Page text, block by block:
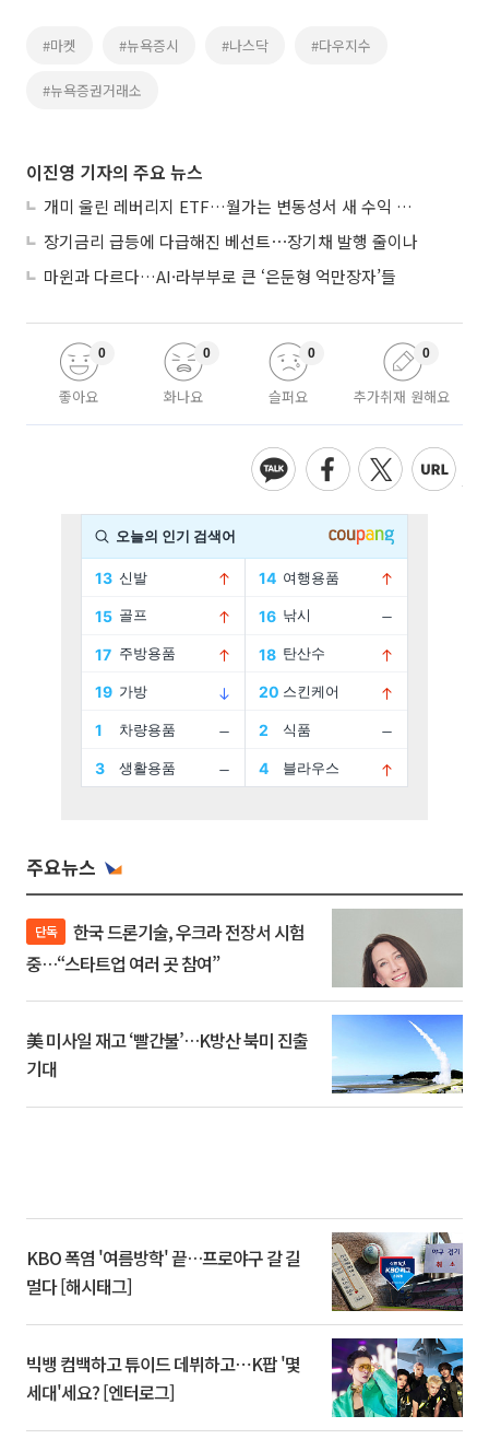
#마켓 #뉴욕증시 #나스닥 #다우지수
#뉴욕증권거래소
이진영 기자의 주요 뉴스
개미 울린 레버리지 ETF…월가는 변동성서 새 수익 기회
장기금리 급등에 다급해진 베선트⋯장기채 발행 줄이나
마윈과 다르다…AI·라부부로 큰 ‘은둔형 억만장자’들
좋아요
0
화나요
0
슬퍼요
0
추가취재 원해요
0
주요뉴스
단독
중…“스타트업 여러 곳 참여”
美 미사일 재고 ‘빨간불’…K방산 북미 진출
기대
KBO 폭염 '여름방학' 끝…프로야구 갈 길
멀다 [해시태그]
빅뱅 컴백하고 튜이드 데뷔하고⋯K팝 '몇
세대'세요? [엔터로그]